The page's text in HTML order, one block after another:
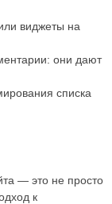
виджеты на
они дают
списка
— это не просто
к